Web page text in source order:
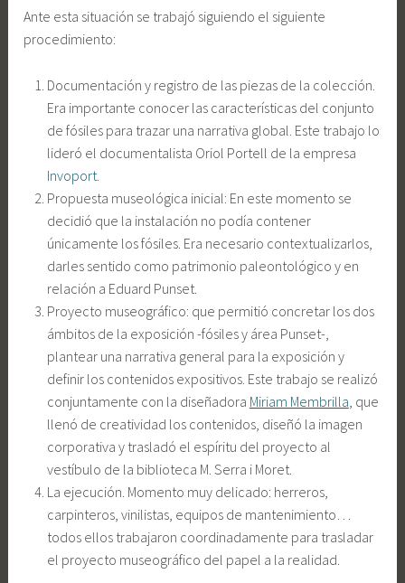
Ante esta situación se trabajó siguiendo el siguiente
procedimiento:
Documentación y registro de las piezas de la colección.
Era importante conocer las características del conjunto
de fósiles para trazar una narrativa global. Este trabajo lo
lideró el documentalista Oriol Portell de la empresa
Invoport.
Propuesta museológica inicial: En este momento se
decidió que la instalación no podía contener
únicamente los fósiles. Era necesario contextualizarlos,
darles sentido como patrimonio paleontológico y en
relación a Eduard Punset.
Proyecto museográfico: que permitió concretar los dos
ámbitos de la exposición -fósiles y área Punset-,
plantear una narrativa general para la exposición y
definir los contenidos expositivos. Este trabajo se realizó
conjuntamente con la diseñadora Miriam Membrilla , que
llenó de creatividad los contenidos, diseñó la imagen
corporativa y trasladó el espíritu del proyecto al
vestíbulo de la biblioteca M. Serra i Moret.
La ejecución. Momento muy delicado: herreros,
carpinteros, vinilistas, equipos de mantenimiento…
todos ellos trabajaron coordinadamente para trasladar
el proyecto museográfico del papel a la realidad.